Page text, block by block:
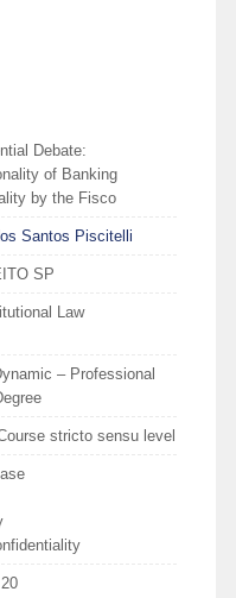
Debate:
of Banking
by the Fisco
Santos Piscitelli
SP
Law
– Professional
stricto sensu level